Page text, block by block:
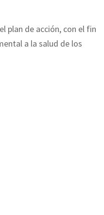
plan de acción, con el fin
a la salud de los